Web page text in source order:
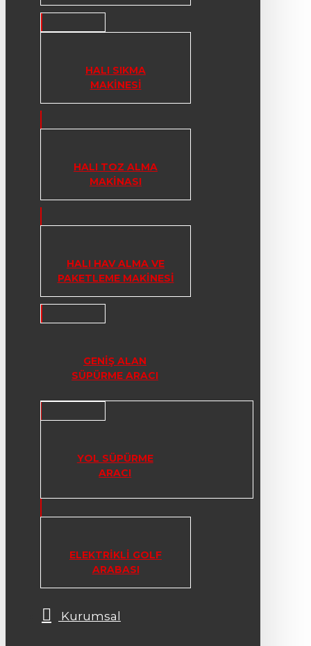
HALI SIKMA
MAKINESI
HALI TOZ ALMA
MAKINASI
HALI HAV ALMA VE
PAKETLEME MAKINESI
GENIŞ ALAN
SÜPÜRME ARACI
YOL SÜPÜRME
ARACI
ELEKTRIKLI GOLF
ARABASI
Kurumsal